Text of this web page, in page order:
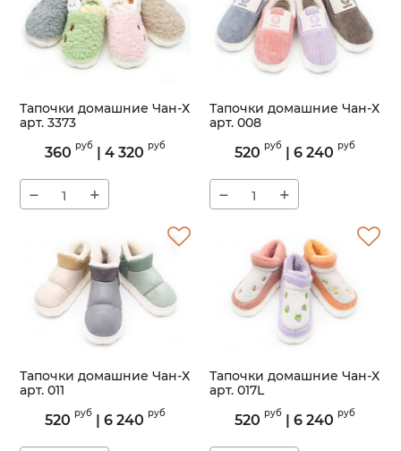
Тапочки домашние Чан-Х
арт. 3373
3373
360 руб | 4 320 руб
− +
Тапочки домашние Чан-Х
арт. 008
520 руб | 6 240 руб
− +
Тапочки домашние Чан-Х
арт. 011
520 руб | 6 240 руб
Тапочки домашние Чан-Х
арт. 017L
017L
520 руб | 6 240 руб